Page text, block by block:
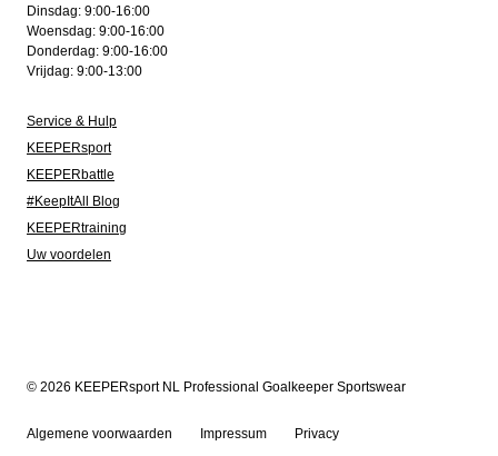
Dinsdag: 9:00-16:00
Woensdag: 9:00-16:00
Donderdag: 9:00-16:00
Vrijdag: 9:00-13:00
Service & Hulp
KEEPERsport
KEEPERbattle
#KeepItAll Blog
KEEPERtraining
Uw voordelen
© 2026 KEEPERsport NL Professional Goalkeeper Sportswear
Algemene voorwaarden Impressum Privacy